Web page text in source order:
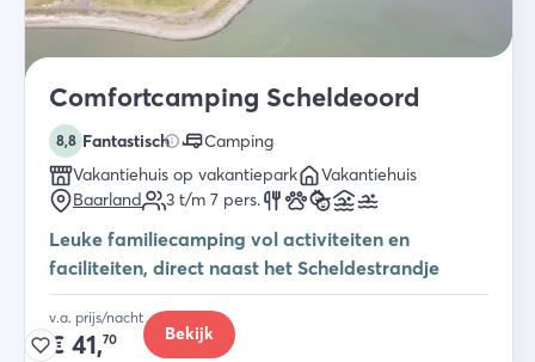
Comfortcamping Scheldeoord
8,8 Fantastisch
Camping
Vakantiehuis op vakantiepark
Vakantiehuis
Baarland
3 t/m 7 pers.
Leuke familiecamping vol activiteiten en
faciliteiten, direct naast het Scheldestrandje
v.a. prijs/nacht
€ 41,70 Bekijk